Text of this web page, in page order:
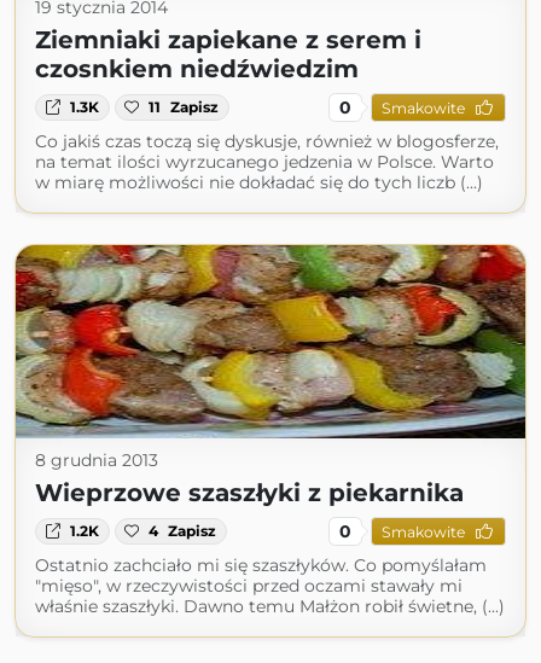
19 stycznia 2014
Ziemniaki zapiekane z serem i
czosnkiem niedźwiedzim
1.3K 11 Zapisz 0 Smakowite
Co jakiś czas toczą się dyskusje, również w blogosferze,
na temat ilości wyrzucanego jedzenia w Polsce. Warto
w miarę możliwości nie dokładać się do tych liczb (...)
8 grudnia 2013
Wieprzowe szaszłyki z piekarnika
1.2K 4 Zapisz 0 Smakowite
Ostatnio zachciało mi się szaszłyków. Co pomyślałam
"mięso", w rzeczywistości przed oczami stawały mi
właśnie szaszłyki. Dawno temu Małżon robił świetne, (...)